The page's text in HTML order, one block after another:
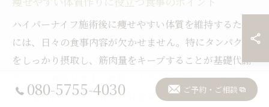
ハイパーナイフ施術後に痩せやすい体質を維持するため
には、日々の食事内容が欠かせません。特にタンパク質
をしっかり摂取し、筋肉量をキープすることが基礎代謝
アップに直結します。倉敷エリアでダイエットやボディ
ケアを目指す方も、食事の質を高める意識が広がってい
080-5755-4030 ご予約・ご相談